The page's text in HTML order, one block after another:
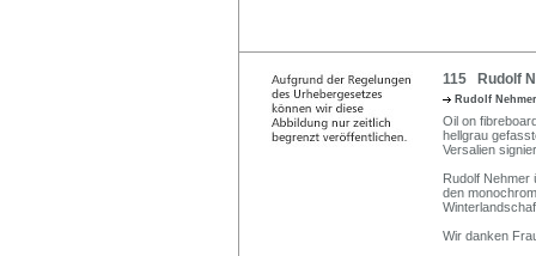
115 Rudolf
Rudolf
Oil on
hellgrau
Versalien
Rudolf Nehmer
den
Wir danken